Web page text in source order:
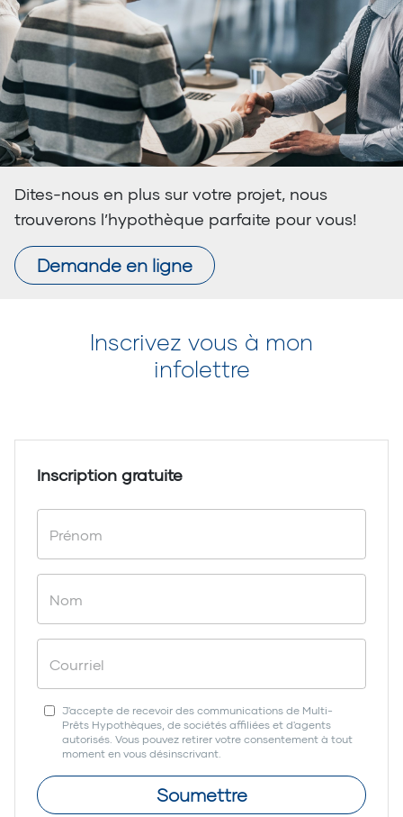
Dites-nous en plus sur votre projet, nous
trouverons l’hypothèque parfaite pour vous!
Demande en ligne
Inscrivez vous à mon
infolettre
Inscription gratuite
J'accepte de recevoir des communications de Multi-
Prêts Hypothèques, de sociétés affiliées et d'agents
autorisés. Vous pouvez retirer votre consentement à tout
moment en vous désinscrivant.
Soumettre